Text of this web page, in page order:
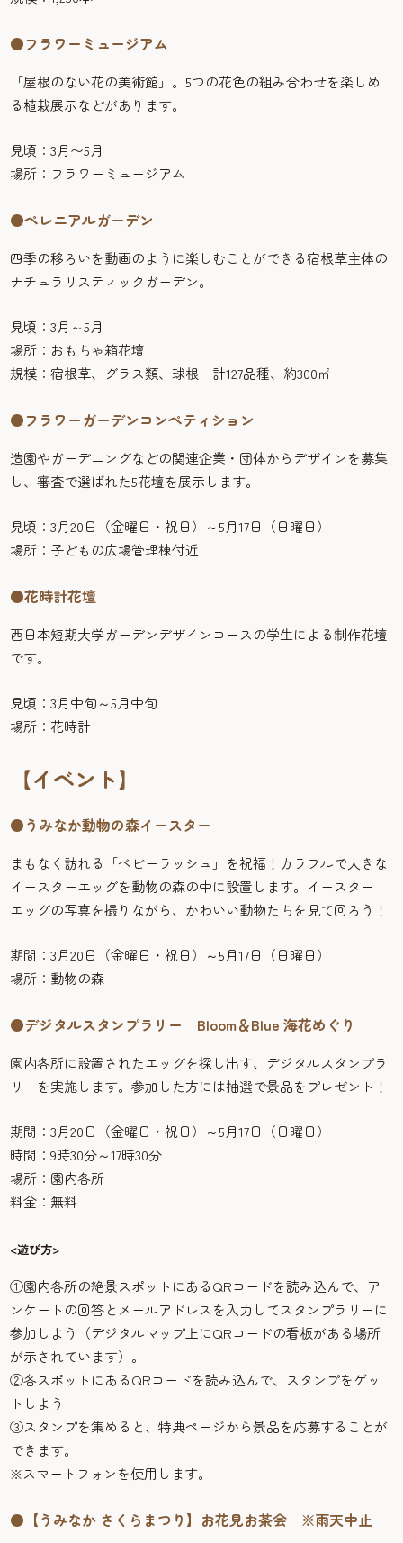
●フラワーミュージアム
「屋根のない花の美術館」。5つの花色の組み合わせを楽しめ
る植栽展示などがあります。
見頃：3月〜5月
場所：フラワーミュージアム
●ペレニアルガーデン
四季の移ろいを動画のように楽しむことができる宿根草主体の
ナチュラリスティックガーデン。
見頃：3月～5月
場所：おもちゃ箱花壇
規模：宿根草、グラス類、球根 計127品種、約300㎡
●フラワーガーデンコンペティション
造園やガーデニングなどの関連企業・団体からデザインを募集
し、審査で選ばれた5花壇を展示します。
見頃：3月20日（金曜日・祝日）～5月17日（日曜日）
場所：子どもの広場管理棟付近
●花時計花壇
西日本短期大学ガーデンデザインコースの学生による制作花壇
です。
見頃：3月中旬～5月中旬
場所：花時計
【イベント】
●うみなか動物の森イースター
まもなく訪れる「ベビーラッシュ」を祝福！カラフルで大きな
イースターエッグを動物の森の中に設置します。イースター
エッグの写真を撮りながら、かわいい動物たちを見て回ろう！
期間：3月20日（金曜日・祝日）～5月17日（日曜日）
場所：動物の森
●デジタルスタンプラリー Bloom＆Blue 海花めぐり
園内各所に設置されたエッグを探し出す、デジタルスタンプラ
リーを実施します。参加した方には抽選で景品をプレゼント！
期間：3月20日（金曜日・祝日）～5月17日（日曜日）
時間：9時30分～17時30分
場所：園内各所
料金：無料
<遊び方>
①園内各所の絶景スポットにあるQRコードを読み込んで、ア
ンケートの回答とメールアドレスを入力してスタンプラリーに
参加しよう（デジタルマップ上にQRコードの看板がある場所
が示されています）。
②各スポットにあるQRコードを読み込んで、スタンプをゲッ
トしよう
③スタンプを集めると、特典ページから景品を応募することが
できます。
※スマートフォンを使用します。
●【うみなか さくらまつり】お花見お茶会 ※雨天中止